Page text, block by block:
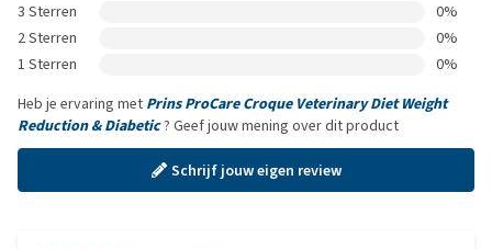
3 Sterren
0%
2 Sterren
0%
1 Sterren
0%
Heb je ervaring met Prins ProCare Croque Veterinary Diet Weight
Reduction & Diabetic? Geef jouw mening over dit product
Schrijf jouw eigen review